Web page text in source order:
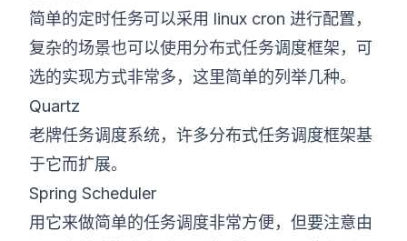
简单的定时任务可以采用 linux cron 进行配置，
复杂的场景也可以使用分布式任务调度框架，可
选的实现方式非常多，这里简单的列举几种。
Quartz
老牌任务调度系统，许多分布式任务调度框架基
于它而扩展。
Spring Scheduler
用它来做简单的任务调度非常方便，但要注意由